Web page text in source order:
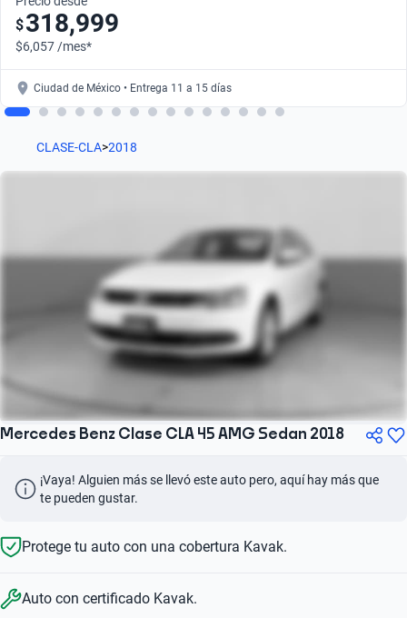
$318,999
$6,057 /mes*
Ciudad de México • Entrega 11 a 15 días
CLASE-CLA>2018
Mercedes Benz Clase CLA 45 AMG Sedan 2018
¡Vaya! Alguien más se llevó este auto pero, aquí hay más que
te pueden gustar.
Protege tu auto con una cobertura Kavak.
Auto con certificado Kavak.